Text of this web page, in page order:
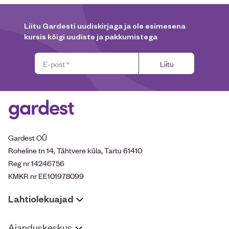
Liitu Gardesti uudiskirjaga ja ole esimesena
kursis kõigi uudiste ja pakkumistega
Liitu
Gardest OÜ
Roheline tn 14, Tähtvere küla, Tartu 61410
Reg nr 14246756
KMKR nr EE101978099
Lahtiolekuajad